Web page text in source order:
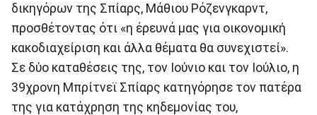
δικηγόρων της Σπίαρς, Μάθιου Ρόζενγκαρντ,
προσθέτοντας ότι «η έρευνά μας για οικονομική
κακοδιαχείριση και άλλα θέματα θα συνεχιστεί».
Σε δύο καταθέσεις της, τον Ιούνιο και τον Ιούλιο, η
39χρονη Μπρίτνεϊ Σπίαρς κατηγόρησε τον πατέρα
της για κατάχρηση της κηδεμονίας του,